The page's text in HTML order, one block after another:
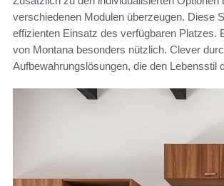
verschiedenen Modulen überzeugen. Diese
effizienten Einsatz des verfügbaren Platzes.
von Montana besonders nützlich. Clever
Aufbewahrungslösungen, die den Lebensstil